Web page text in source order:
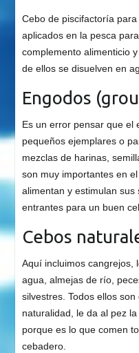
Cebo de piscifactoría
aplicados en la pesca
complemento alimenticio
de ellos se disuelven en
Engodos
Es un error pensar que el
pequeños ejemplares o
mezclas de harinas,
son muy importantes en
alimentan y estimulan
entrantes para un buen
Cebos
Aquí incluimos cangrejos,
agua, almejas de río,
silvestres. Todos ellos
naturalidad, le da al pez
porque es lo que comen
cebadero.